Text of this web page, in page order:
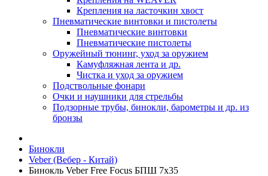
Крепления на ласточкин хвост
Пневматические винтовки и пистолеты
Пневматические винтовки
Пневматические пистолеты
Оружейный тюнинг, уход за оружием
Камуфляжная лента и др.
Чистка и уход за оружием
Подствольные фонари
Очки и наушники для стрельбы
Подзорные трубы, бинокли, барометры и др. из
бронзы
Бинокли
Veber (Вебер - Китай)
Бинокль Veber Free Focus БПШ 7x35